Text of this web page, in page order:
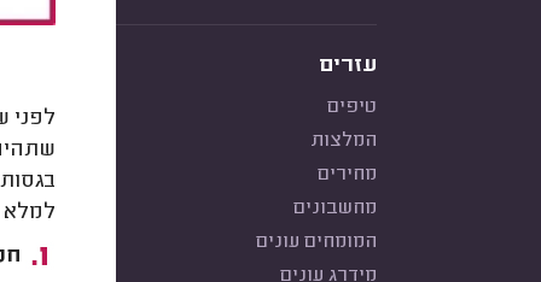
עזרים
טיפים
המלצות
מחירים
מחשבונים
המומחים עונים
מידרג עונים
לפני
למלא